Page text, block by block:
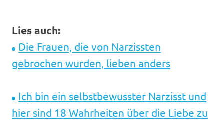
Lies auch:
Die Frauen, die von Narzissten
gebrochen wurden, lieben anders
Ich bin ein selbstbewusster Narzisst und
hier sind 18 Wahrheiten über die Liebe zu